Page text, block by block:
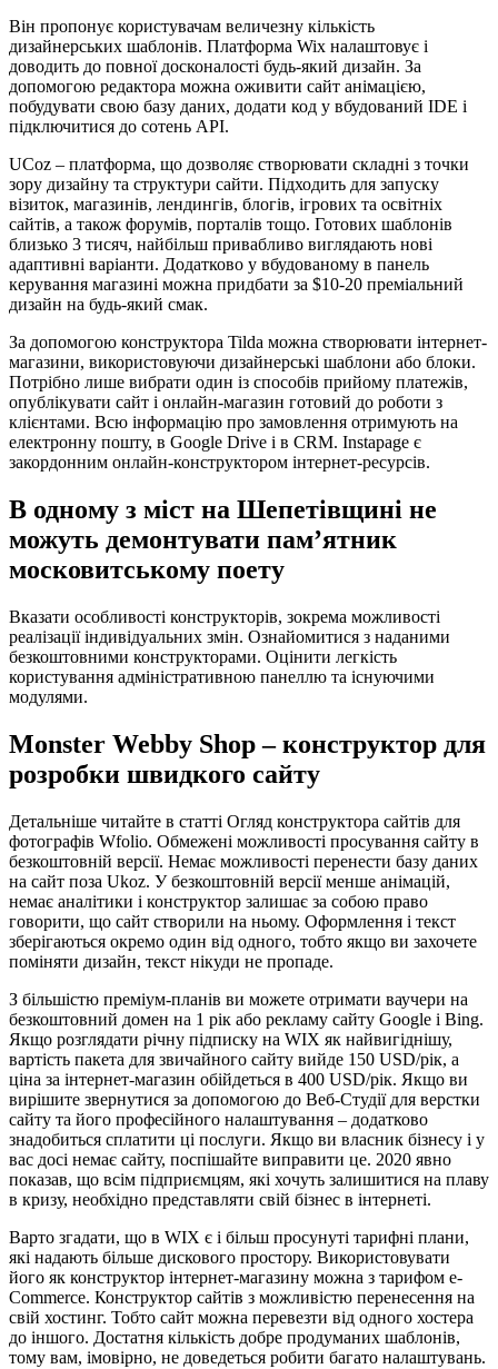
Він пропонує користувачам величезну кількість
дизайнерських шаблонів. Платформа Wix налаштовує і
доводить до повної досконалості будь-який дизайн. За
допомогою редактора можна оживити сайт анімацією,
побудувати свою базу даних, додати код у вбудований IDE і
підключитися до сотень API.
UCoz – платформа, що дозволяє створювати складні з точки
зору дизайну та структури сайти. Підходить для запуску
візиток, магазинів, лендингів, блогів, ігрових та освітніх
сайтів, а також форумів, порталів тощо. Готових шаблонів
близько 3 тисяч, найбільш привабливо виглядають нові
адаптивні варіанти. Додатково у вбудованому в панель
керування магазині можна придбати за $10-20 преміальний
дизайн на будь-який смак.
За допомогою конструктора Tilda можна створювати інтернет-
магазини, використовуючи дизайнерські шаблони або блоки.
Потрібно лише вибрати один із способів прийому платежів,
опублікувати сайт і онлайн-магазин готовий до роботи з
клієнтами. Всю інформацію про замовлення отримують на
електронну пошту, в Google Drive і в CRM. Instapage є
закордонним онлайн-конструктором інтернет-ресурсів.
В одному з міст на Шепетівщині не
можуть демонтувати пам’ятник
московитському поету
Вказати особливості конструкторів, зокрема можливості
реалізації індивідуальних змін. Ознайомитися з наданими
безкоштовними конструкторами. Оцінити легкість
користування адміністративною панеллю та існуючими
модулями.
Monster Webby Shop – конструктор для
розробки швидкого сайту
Детальніше читайте в статті Огляд конструктора сайтів для
фотографів Wfolio. Обмежені можливості просування сайту в
безкоштовній версії. Немає можливості перенести базу даних
на сайт поза Ukoz. У безкоштовній версії менше анімацій,
немає аналітики і конструктор залишає за собою право
говорити, що сайт створили на ньому. Оформлення і текст
зберігаються окремо один від одного, тобто якщо ви захочете
поміняти дизайн, текст нікуди не пропаде.
З більшістю преміум-планів ви можете отримати ваучери на
безкоштовний домен на 1 рік або рекламу сайту Google і Bing.
Якщо розглядати річну підписку на WIX як найвигіднішу,
вартість пакета для звичайного сайту вийде 150 USD/рік, а
ціна за інтернет-магазин обійдеться в 400 USD/рік. Якщо ви
вирішите звернутися за допомогою до Веб-Студії для верстки
сайту та його професійного налаштування – додатково
знадобиться сплатити ці послуги. Якщо ви власник бізнесу і у
вас досі немає сайту, поспішайте виправити це. 2020 явно
показав, що всім підприємцям, які хочуть залишитися на плаву
в кризу, необхідно представляти свій бізнес в інтернеті.
Варто згадати, що в WIX є і більш просунуті тарифні плани,
які надають більше дискового простору. Використовувати
його як конструктор інтернет-магазину можна з тарифом e-
Commerce. Конструктор сайтів з можливістю перенесення на
свій хостинг. Тобто сайт можна перевезти від одного хостера
до іншого. Достатня кількість добре продуманих шаблонів,
тому вам, імовірно, не доведеться робити багато налаштувань.